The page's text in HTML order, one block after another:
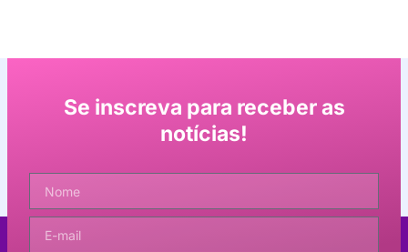
Se inscreva para receber as
notícias!